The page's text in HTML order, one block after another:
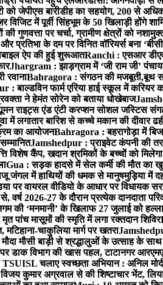
को जेपीएस बारीडीह का सहयोग, 200 से
में पूर्वी सिंहभूम के 50 खिलाड़ी होंगे
गुणवत्ता पर चर्चा, ग्रामीण क्षेत्रों को
के दम पर विनित वॉरियर्स बना
ऐप की हुई शुरूआतRanchi : एसआर
Jhargram : झाड़ग्राम में ‘जी राम जी’
रवानाBahragora : संगठन की मजबूती,बूथ
: बाल्डविन फार्म एरिया हाई स्कूल में
ने हेमंत सोरेन को बताया धोखेबाज
राइट्स एंड एंटी करप्शन सोशल जस्टिस
में लगातार बारिश से कच्चे मकान की दीवार
का आयोजनBahragora : बहरागोड़ा में
Jamshedpur : प्राइवेट कंपनी की
विशेष कैंप, खदान श्रमिकों के बच्चों को
Gua : सड़क हादसे में सेल कर्मी की मौत का
में हाथियों की धमक से मानुषमुड़िया में
पर वायरल वीडियो के आधार पर विधायक
2026-27 के दौरान प्रत्येक दानदाता
की ‘मनमानी’ के खिलाफ 27 जुलाई को
पांच मासूमों की स्मृति में लगा रक्तदान शिविर
चाकुलिया मार्ग पर खतरा
मौसी बाड़ी से श्रद्धालुओं के उत्साह के साथ
डाक विभाग की खास पहल, टाटानगर
चलाए स्वच्छता अभियान : अनिल
कुमार अग्रवाल से की शिष्टाचार भेंट, लिया